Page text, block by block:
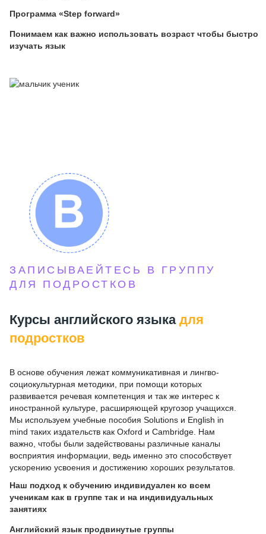
Программа «Step forward»
Понимаем как важно использовать возраст чтобы быстро
изучать язык
ЗАПИСЫВАЕЙТЕСЬ В ГРУППУ
ДЛЯ ПОДРОСТКОВ
Курсы английского языка для
подростков
В основе обучения лежат коммуникативная и лингво-
социокультурная методики, при помощи которых
развивается речевая компетенция и так же интерес к
иностранной культуре, расширяющей кругозор учащихся.
Мы используем учебные пособия Solutions и English in
mind таких издательств как Oxford и Cambridge. Нам
важно, чтобы были задействованы различные каналы
восприятия информации, ведь именно это способствует
ускорению усвоения и достижению хороших результатов.
Наш подход к обучению индивидуален ко всем
ученикам как в группе так и на индивидуальных
занятиях
Английский язык продвинутые группы